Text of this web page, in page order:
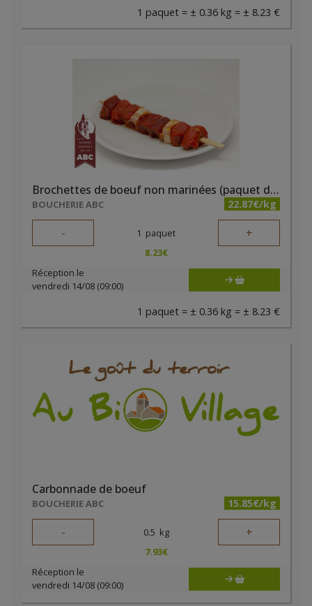
1 paquet = ± 0.36 kg = ± 8.23 €
Brochettes de boeuf non marinées (paquet de 2 pièces)
BOUCHERIE ABC 22.87€/kg
- 1 paquet +
8.23€
Réception le
vendredi 14/08 (09:00)
1 paquet = ± 0.36 kg = ± 8.23 €
Carbonnade de boeuf
BOUCHERIE ABC 15.85€/kg
- 0.5 kg +
7.93€
Réception le
vendredi 14/08 (09:00)